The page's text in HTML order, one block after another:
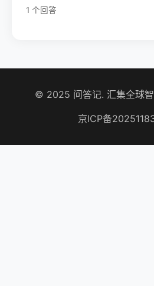
1 个回答
© 2025 问答记. 汇集全球
京ICP备